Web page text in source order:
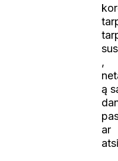
,
ą
ar